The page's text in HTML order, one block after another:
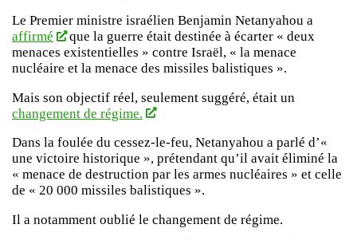
Le Premier ministre israélien Benjamin Netanyahou a
affirmé
que la guerre était destinée à écarter « deux
menaces existentielles » contre Israël, « la menace
nucléaire et la menace des missiles balistiques ».
Mais son objectif réel, seulement suggéré, était un
changement de régime.
Dans la foulée du cessez-le-feu, Netanyahou a parlé d’«
une victoire historique », prétendant qu’il avait éliminé la
« menace de destruction par les armes nucléaires » et celle
de « 20 000 missiles balistiques ».
Il a notamment oublié le changement de régime.